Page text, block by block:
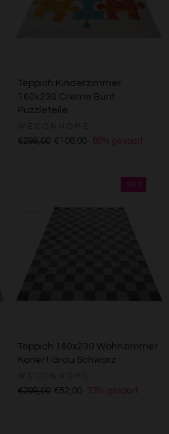
Teppich Kinderzimmer
160x230 Creme Bunt
Puzzleteile
€299,00 €106,00 65% gespart
Teppich 160x230 Wohnzimmer
Kariert Grau Schwarz
€299,00 €82,00 73% gespart